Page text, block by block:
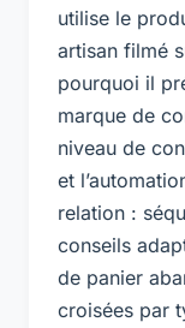
utilise le
artisan filmé
pourquoi il
marque de
niveau de
et
relation :
conseils
de panier
croisées par